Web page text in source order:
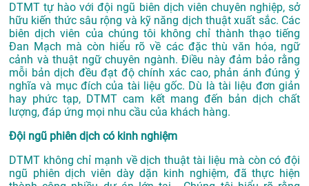
DTMT tự hào với đội ngũ biên dịch viên chuyên nghiệp, sở
hữu kiến thức sâu rộng và kỹ năng dịch thuật xuất sắc. Các
biên dịch viên của chúng tôi không chỉ thành thạo tiếng
Đan Mạch mà còn hiểu rõ về các đặc thù văn hóa, ngữ
cảnh và thuật ngữ chuyên ngành. Điều này đảm bảo rằng
mỗi bản dịch đều đạt độ chính xác cao, phản ánh đúng ý
nghĩa và mục đích của tài liệu gốc. Dù là tài liệu đơn giản
hay phức tạp, DTMT cam kết mang đến bản dịch chất
lượng, đáp ứng mọi nhu cầu của khách hàng.
Đội ngũ phiên dịch có kinh nghiệm
DTMT không chỉ mạnh về dịch thuật tài liệu mà còn có đội
ngũ phiên dịch viên dày dặn kinh nghiệm, đã thực hiện